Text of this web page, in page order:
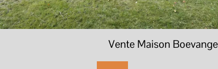
Vente Maison Boevange